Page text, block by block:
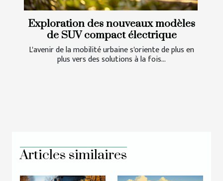
Exploration des nouveaux modèles
de SUV compact électrique
L'avenir de la mobilité urbaine s'oriente de plus en
plus vers des solutions à la fois...
Articles similaires